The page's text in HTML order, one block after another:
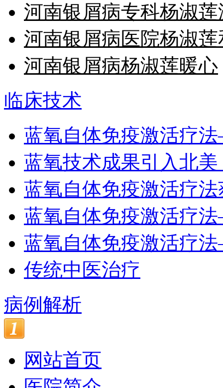
河南银屑病专科杨淑莲
河南银屑病医院杨淑莲
河南银屑病杨淑莲暖心
临床技术
蓝氧自体免疫激活疗
蓝氧技术成果引入北
蓝氧自体免疫激活疗
蓝氧自体免疫激活疗
蓝氧自体免疫激活疗
传统中医治疗
病例解析
网站首页